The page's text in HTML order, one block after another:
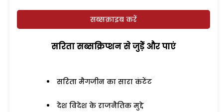
सब्सक्राइब करें
सरिता सब्सक्रिप्शन से जुड़ेें और पाएं
सरिता मैगजीन का सारा कंटेंट
देश विदेश के राजनैतिक मुद्दे